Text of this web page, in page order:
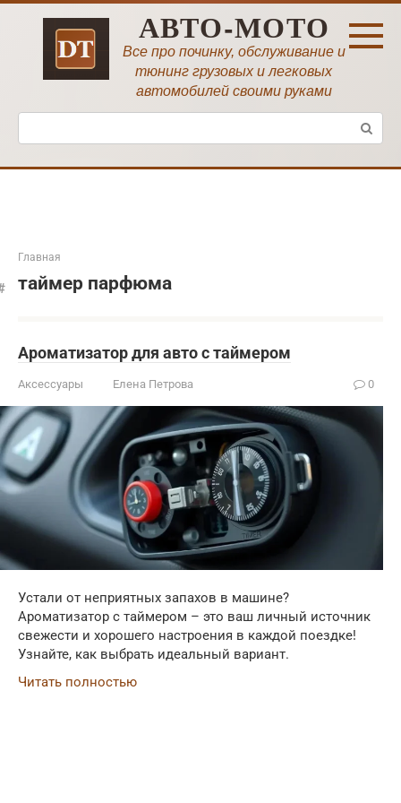
Перейти
АВТО-МОТО
Все про починку, обслуживание и
тюнинг грузовых и легковых
автомобилей своими руками
Поиск:
Главная
таймер парфюма
Ароматизатор для авто с таймером
Аксессуары Елена Петрова 0
Устали от неприятных запахов в машине?
Ароматизатор с таймером – это ваш личный источник
свежести и хорошего настроения в каждой поездке!
Узнайте, как выбрать идеальный вариант.
Читать полностью